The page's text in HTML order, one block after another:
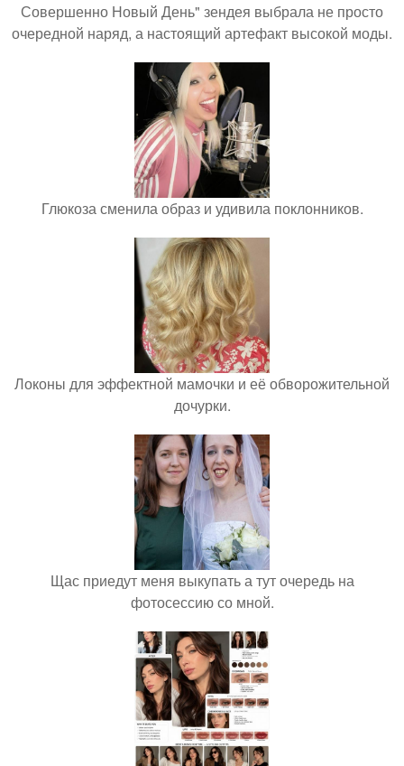
Совершенно Новый День" зендея выбрала не просто
очередной наряд, а настоящий артефакт высокой моды.
Глюкоза сменила образ и удивила поклонников.
Локоны для эффектной мамочки и её обворожительной
дочурки.
Щас приедут меня выкупать а тут очередь на
фотосессию со мной.